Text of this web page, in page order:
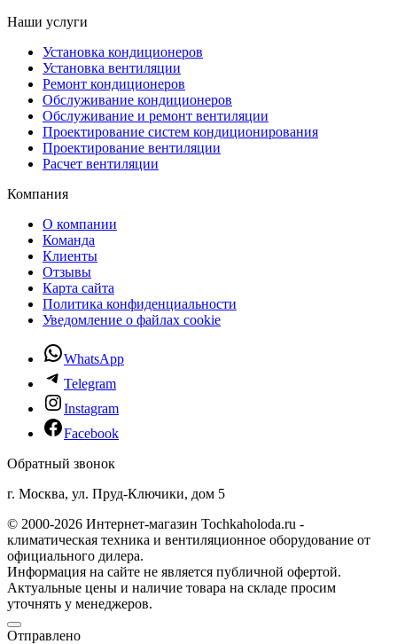
Наши услуги
Установка кондиционеров
Установка вентиляции
Ремонт кондиционеров
Обслуживание кондиционеров
Обслуживание и ремонт вентиляции
Проектирование систем кондиционирования
Проектирование вентиляции
Расчет вентиляции
Компания
О компании
Команда
Клиенты
Отзывы
Карта сайта
Политика конфиденциальности
Уведомление о файлах cookie
WhatsApp
Telegram
Instagram
Facebook
Обратный звонок
г. Москва, ул. Пруд-Ключики, дом 5
© 2000-2026 Интернет-магазин Tochkaholoda.ru -
климатическая техника и вентиляционное оборудование от
официального дилера.
Информация на сайте не является публичной офертой.
Актуальные цены и наличие товара на складе просим
уточнять у менеджеров.
Отправлено